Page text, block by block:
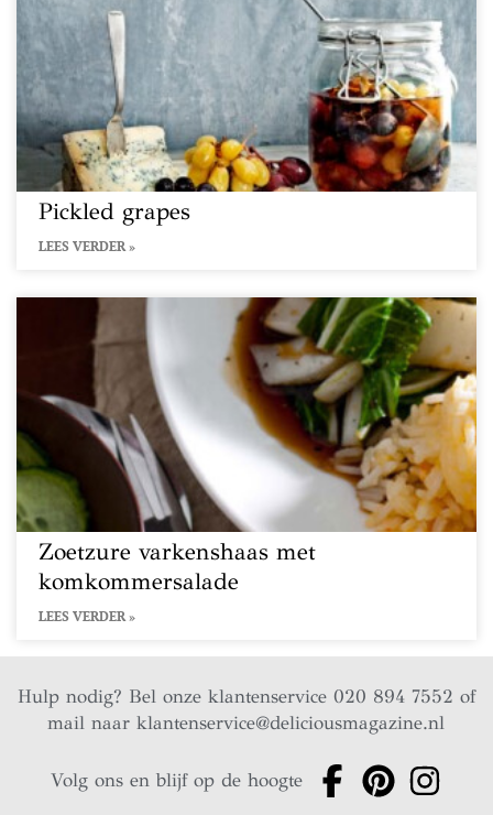
Pickled grapes
LEES VERDER »
Zoetzure varkenshaas met
komkommersalade
LEES VERDER »
Hulp nodig? Bel onze klantenservice 020 894 7552 of
mail naarklantenservice@deliciousmagazine.nl
Volg ons en blijf op de hoogte